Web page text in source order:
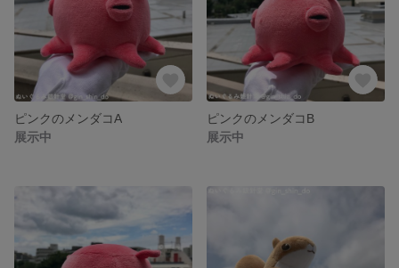
ピンクのメンダコA
展示中
ピンクのメンダコB
展示中